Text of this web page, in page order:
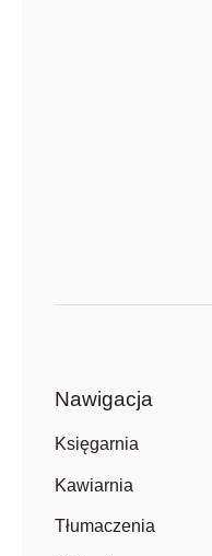
Nawigacja
Księgarnia
Kawiarnia
Tłumaczenia